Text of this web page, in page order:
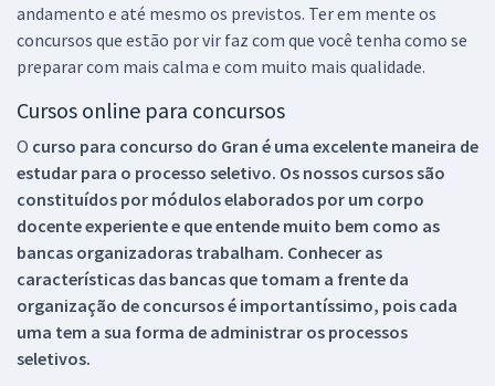
andamento e até mesmo os previstos. Ter em mente os
concursos que estão por vir faz com que você tenha como se
preparar com mais calma e com muito mais qualidade.
Cursos online para concursos
O curso para concurso do Gran é uma excelente maneira de
estudar para o processo seletivo. Os nossos cursos são
constituídos por módulos elaborados por um corpo
docente experiente e que entende muito bem como as
bancas organizadoras trabalham. Conhecer as
características das bancas que tomam a frente da
organização de concursos é importantíssimo, pois cada
uma tem a sua forma de administrar os processos
seletivos.